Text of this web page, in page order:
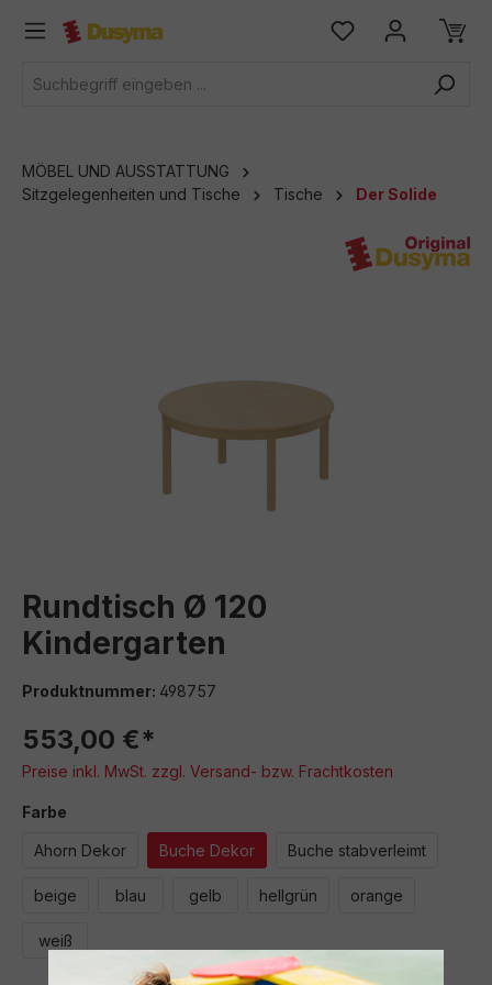
springen
MÖBEL UND AUSSTATTUNG
Sitzgelegenheiten und Tische
Tische Der Solide
Rundtisch Ø 120
Kindergarten
Produktnummer: 498757
553,00 €*
Preise inkl. MwSt. zzgl. Versand- bzw. Frachtkosten
Farbe
Ahorn Dekor Buche Dekor Buche stabverleimt
beige blau gelb hellgrün orange
weiß